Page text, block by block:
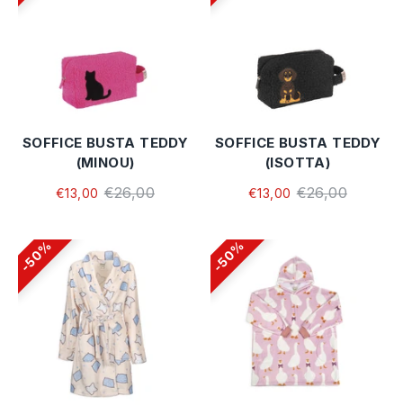
SOFFICE BUSTA TEDDY
(MINOU)
€13,00 €26,00
SOFFICE BUSTA TEDDY
(ISOTTA)
€13,00 €26,00
50% 50%